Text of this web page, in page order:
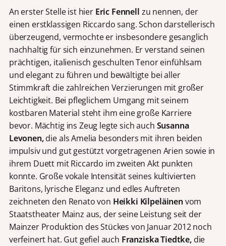
An erster Stelle ist hier Eric Fennell zu nennen, der
einen erstklassigen Riccardo sang. Schon darstellerisch
überzeugend, vermochte er insbesondere gesanglich
nachhaltig für sich einzunehmen. Er verstand seinen
prächtigen, italienisch geschulten Tenor einfühlsam
und elegant zu führen und bewältigte bei aller
Stimmkraft die zahlreichen Verzierungen mit großer
Leichtigkeit. Bei pfleglichem Umgang mit seinem
kostbaren Material steht ihm eine große Karriere
bevor. Mächtig ins Zeug legte sich auch Susanna
Levonen,die als Amelia besonders mit ihren beiden
impulsiv und gut gestützt vorgetragenen Arien sowie in
ihrem Duett mit Riccardo im zweiten Akt punkten
konnte. Große vokale Intensität seines kultivierten
Baritons, lyrische Eleganz und edles Auftreten
zeichneten den Renato von Heikki Kilpeläinenvom
Staatstheater Mainz aus, der seine Leistung seit der
Mainzer Produktion des Stückes von Januar 2012 noch
verfeinert hat. Gut gefiel auch Franziska Tiedtke,die